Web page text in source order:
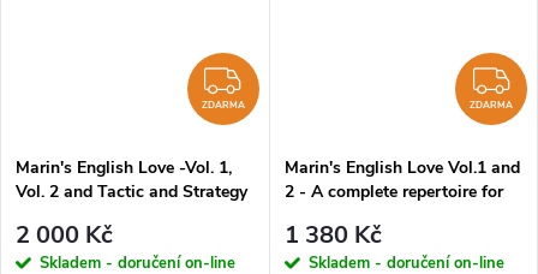
ZDARMA
ZDARMA
Marin's English Love -Vol. 1,
Vol. 2 and Tactic and Strategy
ke stažení (anglicky)
2 000 Kč
Skladem - doručení on-line
ZDARMA
Marin's English Love Vol.1 and
2 - A complete repertoire for
- verze ke stažení (anglicky)
1 380 Kč
Skladem - doručení on-line